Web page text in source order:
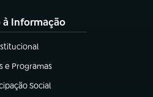
à Informação
em nova aba)
e Programas
nova aba)
Social
em nova aba)